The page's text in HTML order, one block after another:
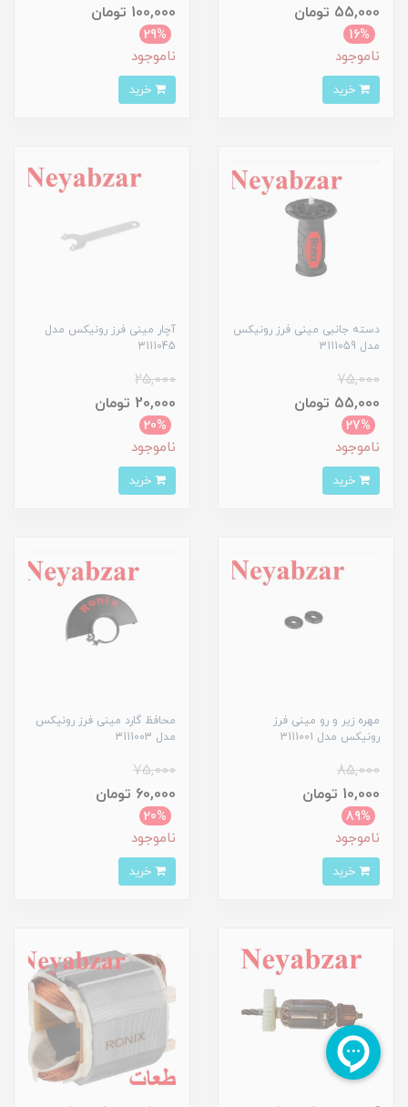
55,000 تومان
16%
ناموجود
100,000 تومان
29%
ناموجود
دسته جانبی مینی فرز رونیکس
مدل 3111059
75,000
55,000 تومان
27%
ناموجود
آچار مینی فرز رونیکس مدل
3111045
25,000
20,000 تومان
20%
ناموجود
مهره زیر و رو مینی فرز
رونیکس مدل 3111001
85,000
10,000 تومان
89%
ناموجود
محافظ گارد مینی فرز رونیکس
مدل 3111003
75,000
60,000 تومان
20%
ناموجود